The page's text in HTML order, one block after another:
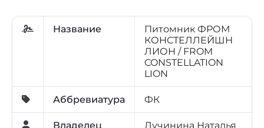
Название
Питомник ФРОМ
КОНСТЕЛЛЕЙШН
ЛИОН / FROM
CONSTELLATION
LION
Аббревиатура ФК
Владелец
Лучинина Наталья